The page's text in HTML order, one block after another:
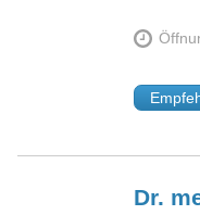
Dr.